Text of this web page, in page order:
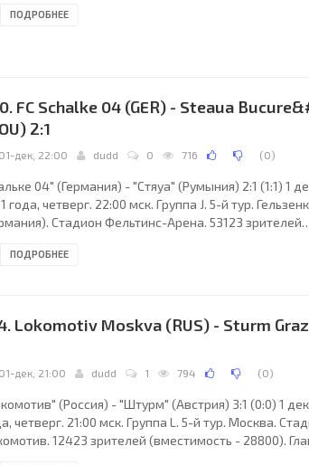
Алешандре Негри, Кевин Хофланд, Андер
ПОДРОБНЕЕ
FC Schalke 04 (GER) - Steaua
2:1
01-дек, 22:00 dudd 0 716 (0)
04" (Германия) - "Стяуа" (Румыния) 2:1 (1:1) 1
года, четверг. 22:00 мск. Группа J. 5-й тур.
Стадион Фельтинс-Арена. 53123 зрителей
(Валенсия, Испания). "Шальке 04": Ларс
78), Рауль, Клас-Ян Хунтелар (Чиприан
ПОДРОБНЕЕ
Lokomotiv Moskva (RUS) - Sturm
01-дек, 21:00 dudd 1 794 (0)
(Россия) - "Штурм" (Австрия) 3:1 (0:0) 1
четверг. 21:00 мск. Группа L. 5-й тур. Москва.
12423 зрителей (вместимость - 28800).